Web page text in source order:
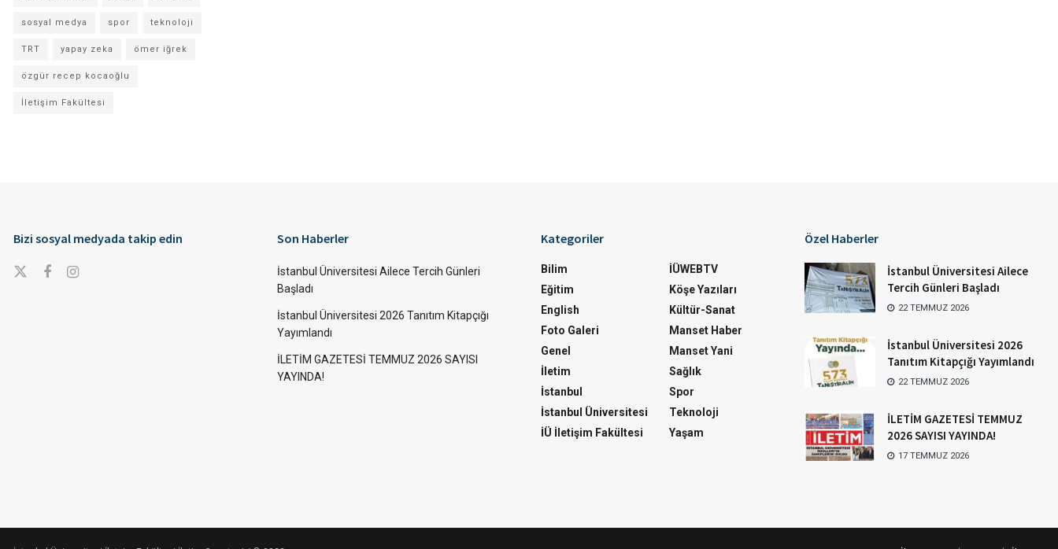
sosyal medya spor teknoloji
TRT yapay zeka ömer iğrek
özgür recep kocaoğlu
İletişim Fakültesi
Bizi sosyal medyada takip edin Son Haberler
İstanbul Üniversitesi Ailece Tercih Günleri
Başladı
İstanbul Üniversitesi 2026 Tanıtım Kitapçığı
Yayımlandı
İLETİM GAZETESİ TEMMUZ 2026 SAYISI
YAYINDA!
Kategoriler
Bilim
Eğitim
English
Foto Galeri
Genel
İletim
İstanbul
İstanbul Üniversitesi
İÜ İletişim Fakültesi
İÜWEBTV
Köşe Yazıları
Kültür-Sanat
Manset Haber
Manset Yani
Sağlık
Spor
Teknoloji
Yaşam
Özel Haberler
İstanbul Üniversitesi Ailece
Tercih Günleri Başladı
22 TEMMUZ 2026
İstanbul Üniversitesi 2026
Tanıtım Kitapçığı Yayımlandı
22 TEMMUZ 2026
İLETİM GAZETESİ TEMMUZ
2026 SAYISI YAYINDA!
17 TEMMUZ 2026